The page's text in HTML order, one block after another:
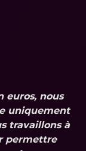
euros, nous
uniquement
travaillons à
permettre